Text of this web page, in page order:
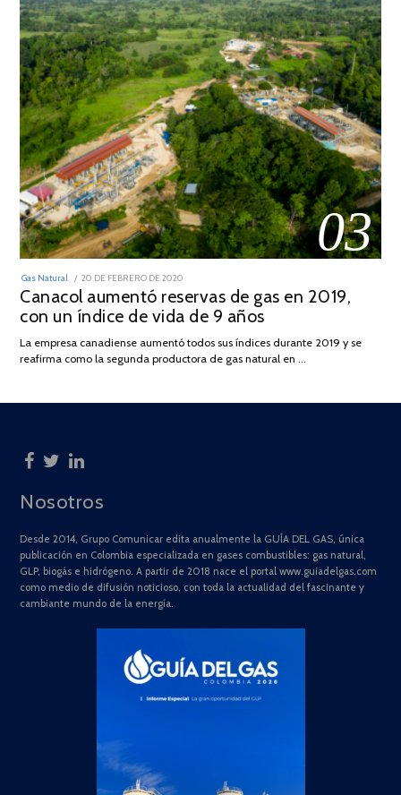
03
Gas Natural
POSTED
ON
20 DE FEBRERO DE 2020
DE
JULIO
DE
Canacol aumentó reservas de gas en 2019,
con un índice de vida de 9 años
La empresa canadiense aumentó todos sus índices durante 2019 y se
reafirma como la segunda productora de gas natural en …
Nosotros
Desde 2014, Grupo Comunicar edita anualmente la GUÍA DEL GAS, única
publicación en Colombia especializada en gases combustibles: gas natural,
GLP, biogás e hidrógeno. A partir de 2018 nace el portal www.guiadelgas.com
como medio de difusión noticioso, con toda la actualidad del fascinante y
cambiante mundo de la energía.